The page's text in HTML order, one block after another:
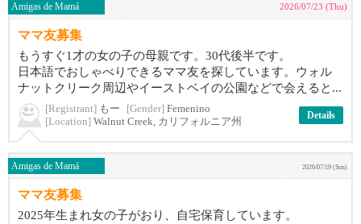
Amigas de Mamá 2026/07/23 (Thu)
ママ友募集
もうすぐ1才の女の子の母親です。30代後半です。
日本語でおしゃべりできるママ友を探しています。ウォル
ナットクリーク周辺やイーストベイの公園などで会えると...
[Registrant] もー [Gender] Femenino
[Location] Walnut Creek, カリフォルニア州
Details
Amigas de Mamá 2026/07/19 (Sun)
ママ友募集
2025年生まれ女の子がおり、自宅保育しています。